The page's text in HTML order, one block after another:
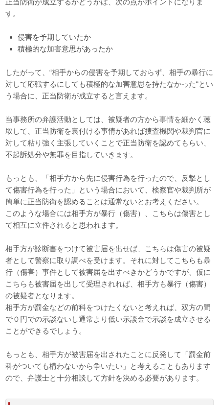
す。
侵害を予期していたか
積極的な加害意思があったか
したがって、“相手からの侵害を予期しておらず、相手の暴行に
対して応戦するにしても積極的な加害意思を持たなかった“とい
う場合に、正当防衛が成立すると言えます。
当事務所の弁護活動としては、被疑者の方から事情を細かく聴
取して、正当防衛を裏付ける事情があれば捜査機関や裁判官に
対して粘り強く主張していくことで正当防衛を認めてもらい、
不起訴処分や無罪を目指していきます。
もっとも、「相手方から先に侵害行為を行ったので、反撃とし
て傷害行為を行った」という場合において、検察官や裁判所が
簡単に正当防衛を認めることは通常ないとお考えください。
このような場合には相手方が暴行（傷害）、こちらは傷害とし
て相互に立件されると思われます。
相手方が診断書をつけて被害届を出せば、こちらは傷害の被疑
者として警察に取り調べを受けます。それに対してこちらも暴
行（傷害）事件として被害届を出すべきかどうかですが、仮に
こちらも被害届を出して受理されれば、相手方も暴行（傷害）
の被疑者となります。
相手方が罰金などの前科をつけたくないと考えれば、双方の間
で０円での示談ないし通常より低い示談金で示談を成立させる
ことができるでしょう。
もっとも、相手方が被害届を出されたことに反発して「罰金前
科がついても構わないから争いたい」と考えることもあります
ので、弁護士と十分相談して方針を決める必要があります。